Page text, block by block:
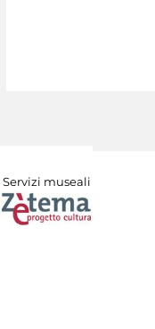
Servizi museali